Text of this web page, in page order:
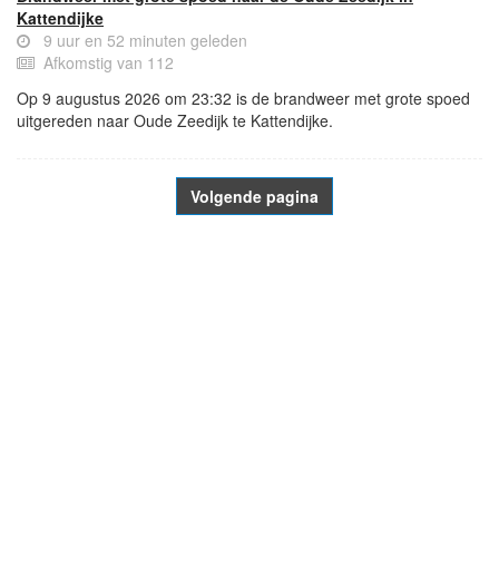
Kattendijke
9 uur en 52 minuten geleden
Afkomstig van 112
Op 9 augustus 2026 om 23:32 is de brandweer met grote spoed
uitgereden naar Oude Zeedijk te Kattendijke.
Volgende pagina